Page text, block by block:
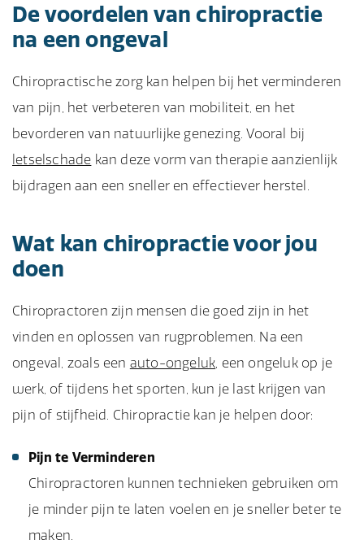
De voordelen van chiropractie
na een ongeval
Chiropractische zorg kan helpen bij het verminderen
van pijn, het verbeteren van mobiliteit, en het
bevorderen van natuurlijke genezing. Vooral bij
letselschade kan deze vorm van therapie aanzienlijk
bijdragen aan een sneller en effectiever herstel.
Wat kan chiropractie voor jou
doen
Chiropractoren zijn mensen die goed zijn in het
vinden en oplossen van rugproblemen. Na een
ongeval, zoals een auto-ongeluk, een ongeluk op je
werk, of tijdens het sporten, kun je last krijgen van
pijn of stijfheid. Chiropractie kan je helpen door:
Pijn te Verminderen
Chiropractoren kunnen technieken gebruiken om
je minder pijn te laten voelen en je sneller beter te
maken.